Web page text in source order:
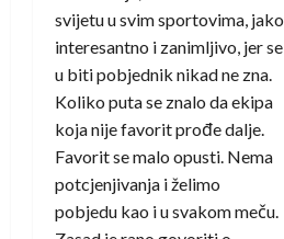
svijetu u svim sportovima, jako
interesantno i zanimljivo, jer se
u biti pobjednik nikad ne zna.
Koliko puta se znalo da ekipa
koja nije favorit prođe dalje.
Favorit se malo opusti. Nema
potcjenjivanja i želimo
pobjedu kao i u svakom meču.